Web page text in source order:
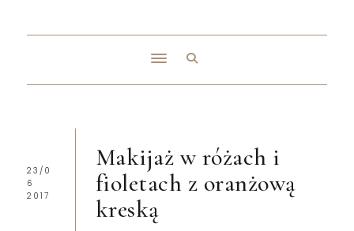
23/0
6
2017
Makijaż w różach i
fioletach z oranżową
kreską